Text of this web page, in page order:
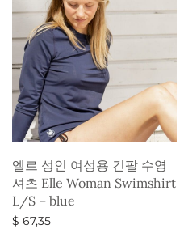
엘르 성인 여성용 긴팔 수영
셔츠 Elle Woman Swimshirt
L/S – blue
$ 67,35